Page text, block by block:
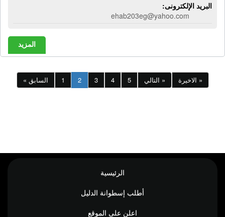
البريد الإلكترونى:
ehab203eg@yahoo.com
المزيد
« السابق 1 2 3 4 5 التالي » الاخيرة »
الرئيسية
أطلب إسطوانة الدليل
اعلن على الموقع